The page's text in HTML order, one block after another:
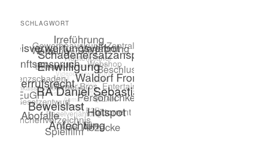
SCHLAGWORT